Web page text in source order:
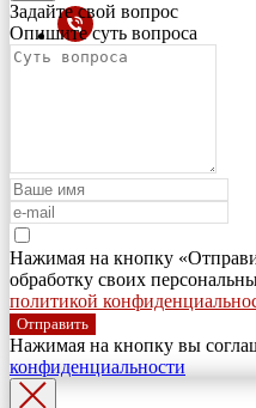
Задайте свой вопрос
Опишите суть вопроса
Нажимая на кнопку
обработку своих
политикой
Отправить
Нажимая на кнопку вы
конфиденциальности